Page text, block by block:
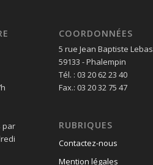
par
COORDONNÉES
5 rue Jean Baptiste Lebas
59133 - Phalempin
Tél. : 03 20 62 23 40
Fax.: 03 20 32 75 47
RUBRIQUES
Contactez-nous
Mention légales